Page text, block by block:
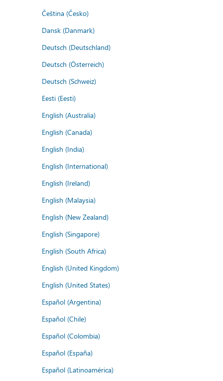
Čeština (Česko)
Dansk (Danmark)
Deutsch (Deutschland)
Deutsch (Österreich)
Deutsch (Schweiz)
Eesti (Eesti)
English (Australia)
English (Canada)
English (India)
English (International)
English (Ireland)
English (Malaysia)
English (New Zealand)
English (Singapore)
English (South Africa)
English (United Kingdom)
English (United States)
Español (Argentina)
Español (Chile)
Español (Colombia)
Español (España)
Español (Latinoamérica)